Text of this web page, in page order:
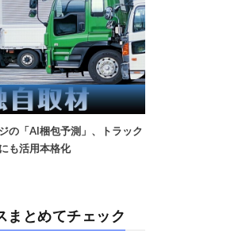
の「AI梱包予測」、トラック
も活用本格化
まとめてチェック